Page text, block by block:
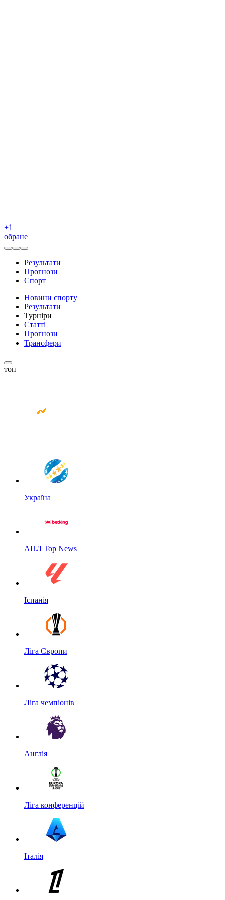
+1
обране
Результати
Прогнози
Спорт
Новини спорту
Результати
Турніри
Статті
Прогнози
Трансфери
топ
Україна
АПЛ Top News
Іспанія
Ліга Європи
Ліга чемпіонів
Англія
Ліга конференцій
Італія